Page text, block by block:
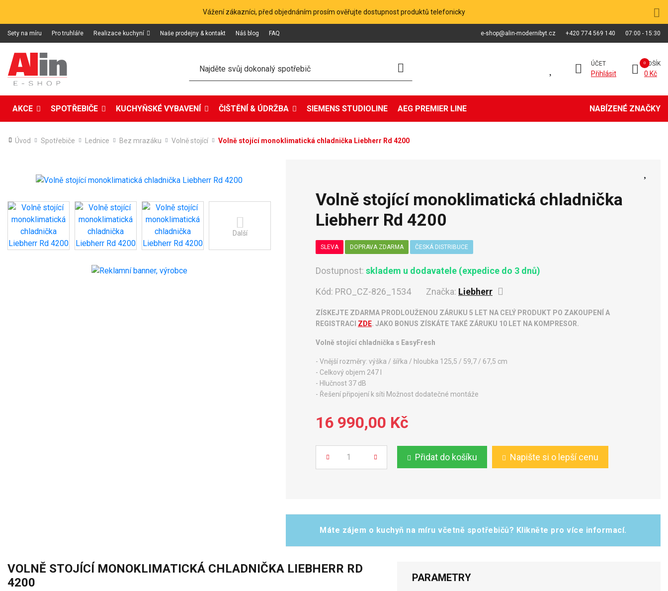
Vážení zákazníci, před objednáním prosím ověřujte dostupnost produktů telefonicky
Sety na míru Pro truhláře Realizace kuchyní Naše prodejny & kontakt Náš blog FAQ e-shop@alin-modernibyt.cz +420 774 569 140 07:00 - 15:30
ÚČET
Přihlásit
KOŠÍK
0 Kč
AKCE SPOTŘEBIČE KUCHYŇSKÉ VYBAVENÍ ČIŠTĚNÍ & ÚDRŽBA SIEMENS STUDIOLINE AEG PREMIER LINE NABÍZENÉ ZNAČKY
Úvod Spotřebiče Lednice Bez mrazáku Volně stojící Volně stojící monoklimatická chladnička Liebherr Rd 4200
Další
Volně stojící monoklimatická chladnička
Liebherr Rd 4200
SLEVA DOPRAVA ZDARMA ČESKÁ DISTRIBUCE
Dostupnost: skladem u dodavatele (expedice do 3 dnů)
Kód: PRO_CZ-826_1534 Značka: Liebherr
ZÍSKEJTE ZDARMA PRODLOUŽENOU ZÁRUKU 5 LET NA CELÝ PRODUKT PO ZAKOUPENÍ A
REGISTRACI ZDE. JAKO BONUS ZÍSKÁTE TAKÉ ZÁRUKU 10 LET NA KOMPRESOR.
Volně stojící chladnička s EasyFresh
- Vnější rozměry: výška / šířka / hloubka 125,5 / 59,7 / 67,5 cm
- Celkový objem 247 l
- Hlučnost 37 dB
- Řešení připojení k síti Možnost dodatečné montáže
16 990,00 Kč
Počet Přidat do košíku Napište si o lepší cenu
Máte zájem o kuchyň na míru včetně spotřebičů? Klikněte pro více informací.
VOLNĚ STOJÍCÍ MONOKLIMATICKÁ CHLADNIČKA LIEBHERR RD
4200
PARAMETRY